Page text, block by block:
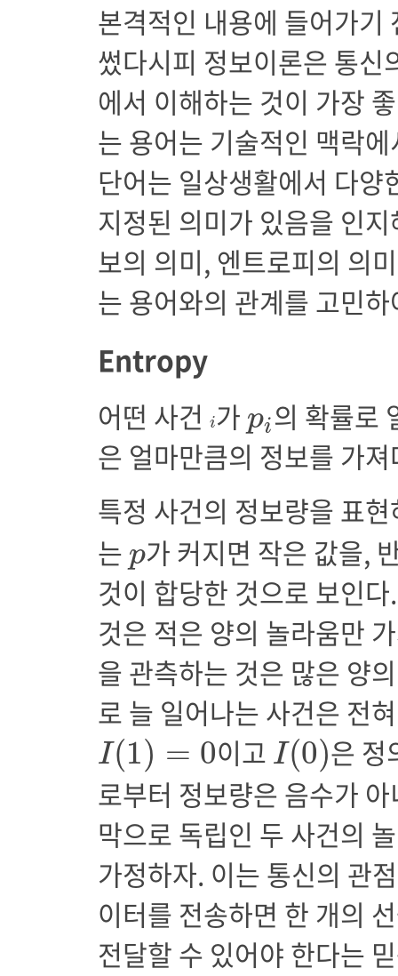
본격적인 내용에 들어가기
썼다시피 정보이론은 통
에서 이해하는 것이 가장
는 용어는 기술적인 맥락
단어는 일상생활에서 다
지정된 의미가 있음을 인
보의 의미, 엔트로피의 의
는 용어와의 관계를 고민
Entropy
어떤 사건 i
i가 pi
pi의 확률로
은 얼마만큼의 정보를 가
특정 사건의 정보량을 표
는 p
p가 커지면 작은 값을,
것이 합당한 것으로 보인
것은 적은 양의 놀라움만
을 관측하는 것은 많은 양
로 늘 일어나는 사건은 전
I(1) = 0
I(1)=0 이고 I(0)
I(0)은 정
로부터 정보량은 음수가
막으로 독립인 두 사건의
가정하자. 이는 통신의 관
이터를 전송하면 한 개의
전달할 수 있어야 한다는